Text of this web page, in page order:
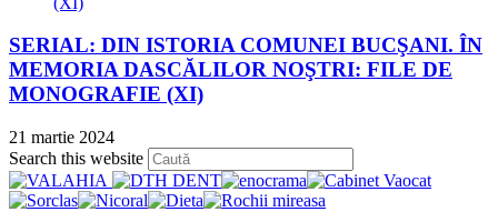
SERIAL: DIN ISTORIA COMUNEI BUCŞANI. ÎN
MEMORIA DASCĂLILOR NOŞTRI: FILE DE
MONOGRAFIE (XI)
21 martie 2024
Search this website
Escape